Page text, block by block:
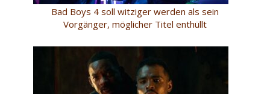
Bad Boys 4 soll witziger werden als sein
Vorgänger, möglicher Titel enthüllt